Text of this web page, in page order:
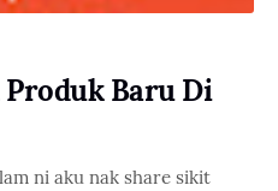
Produk Baru Di
ni aku nak share sikit